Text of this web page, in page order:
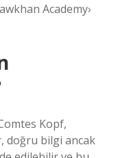
Academy›
Kopf,
doğru bilgi ancak